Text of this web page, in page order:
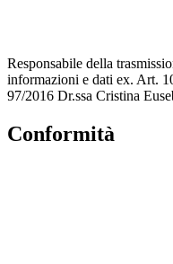
Responsabile della
informazioni e dati ex. Art.
97/2016 Dr.ssa Cristina
Conformità